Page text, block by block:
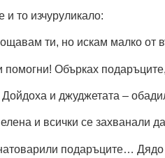
то изчуруликало:
ти, но искам малко от
Обърках
и джуджетата –
и всички се захванали
подаръците…